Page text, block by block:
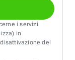
i servizi
in
del